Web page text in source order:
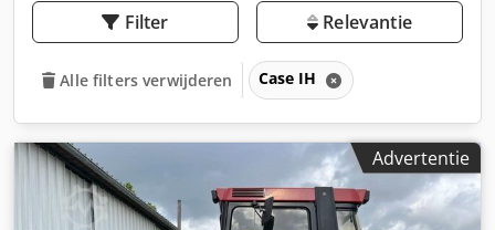
Filter Relevantie
Alle filters verwijderen Case IH
Advertentie